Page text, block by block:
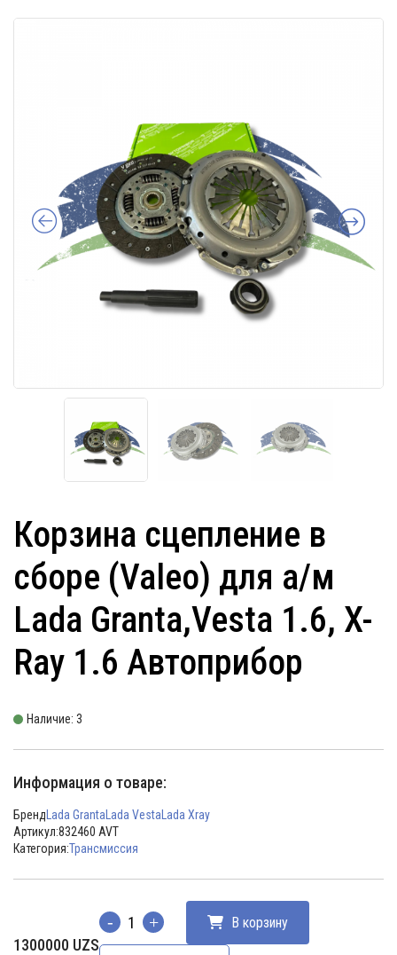
Корзина сцепление в
сборе (Valeo) для а/м
Lada Granta,Vesta 1.6, X-
Ray 1.6 Автоприбор
Наличие: 3
Информация о товаре:
Бренд Lada Granta Lada Vesta Lada Xray
Артикул:832460 AVT
Категория:Трансмиссия
1300000 UZS
Количество В корзину